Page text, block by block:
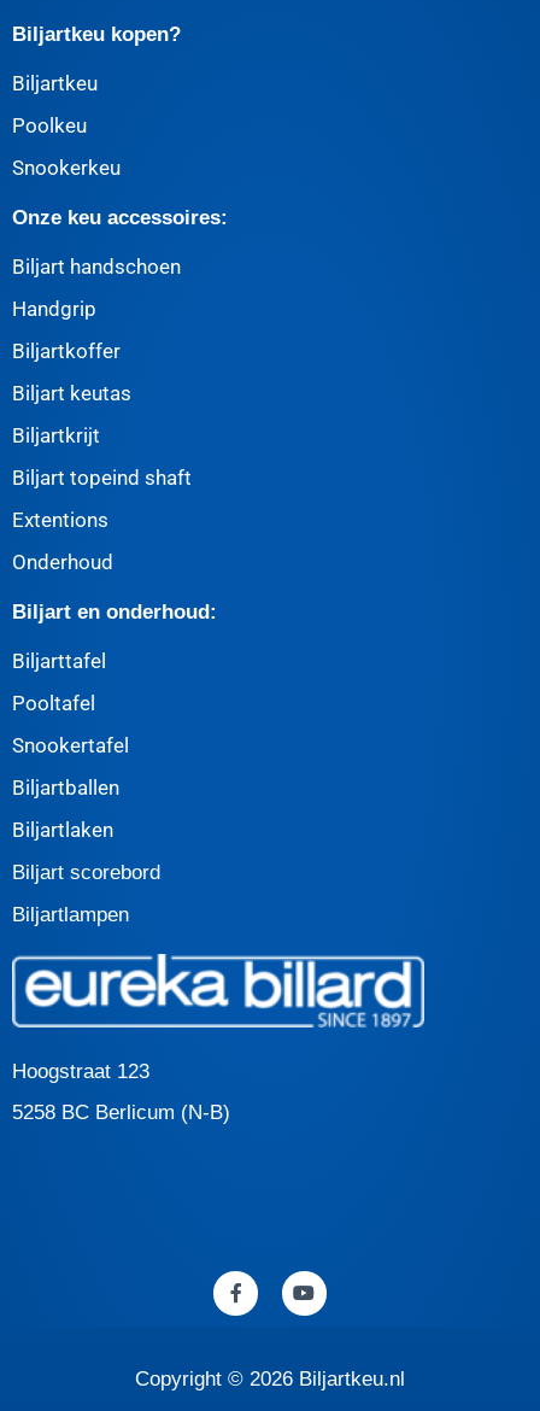
Biljartkeu kopen?
Biljartkeu
Poolkeu
Snookerkeu
Onze keu accessoires:
Biljart handschoen
Handgrip
Biljartkoffer
Biljart keutas
Biljartkrijt
Biljart topeind shaft
Extentions
Onderhoud
Biljart en onderhoud:
Biljarttafel
Pooltafel
Snookertafel
Biljartballen
Biljartlaken
Biljart scorebord
Biljartlampen
Hoogstraat 123
5258 BC Berlicum (N-B)
F
a
c
o
Y
o
u
b
Copyright © 2026 Biljartkeu.nl